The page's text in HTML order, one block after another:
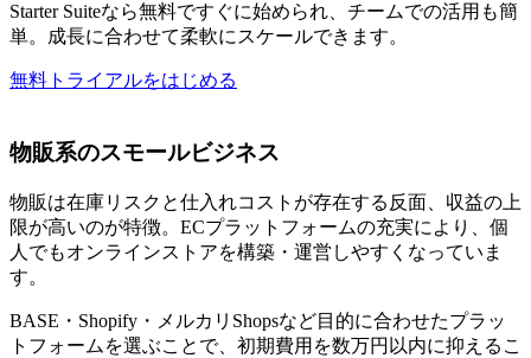
Starter Suiteなら無料ですぐに始められ、チームでの活用も簡
単。成長に合わせて柔軟にスケールできます。
無料トライアルをはじめる
物販系のスモールビジネス
物販は在庫リスクと仕入れコストが存在する反面、収益の上
限が高いのが特徴。ECプラットフォームの充実により、個
人でもオンラインストアを構築・運営しやすくなっていま
す。
BASE・Shopify・メルカリShopsなど目的に合わせたプラッ
トフォームを選ぶことで、初期費用を数万円以内に抑えるこ